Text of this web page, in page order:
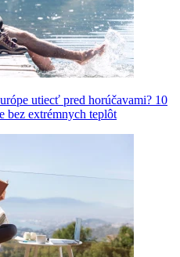
utiecť pred horúčavami? 10
bez extrémnych teplôt